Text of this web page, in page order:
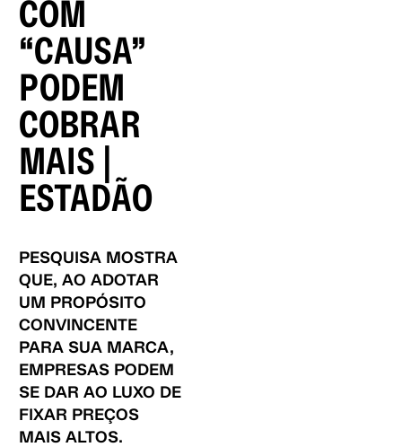
COM
“CAUSA”
PODEM
COBRAR
MAIS |
ESTADÃO
PESQUISA MOSTRA
QUE, AO ADOTAR
UM PROPÓSITO
CONVINCENTE
PARA SUA MARCA,
EMPRESAS PODEM
SE DAR AO LUXO DE
FIXAR PREÇOS
MAIS ALTOS.